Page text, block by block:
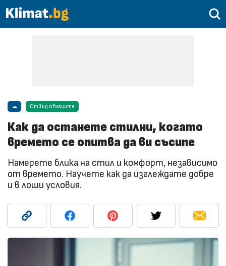
☁ Отвъд облаците
Как да останете стилни, когато
времето се опитва да ви съсипе
Намерете блика на стил и комфорт, независимо
от времето. Научете как да изглеждате добре
и в лоши условия.